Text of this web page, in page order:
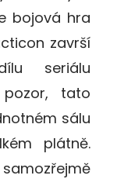
bojová hra
završí
seriálu
tato
sálu
plátně.